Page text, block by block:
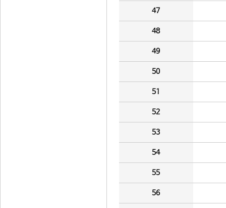
47
48
49
50
51
52
53
54
55
56